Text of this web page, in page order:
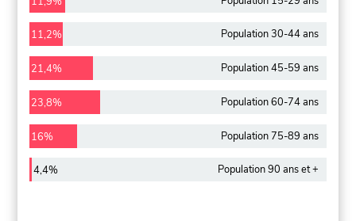
11,2% Population 30-44 ans
21,4% Population 45-59 ans
23,8% Population 60-74 ans
16% Population 75-89 ans
4,4% Population 90 ans et +